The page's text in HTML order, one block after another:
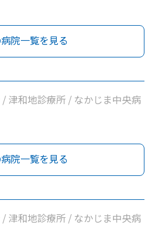
院一覧を見る
津和地診療所 / なかじま中央病
院一覧を見る
津和地診療所 / なかじま中央病